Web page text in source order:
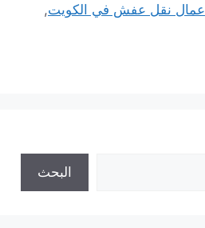
عمال نقل عفش في الكويت,
البحث